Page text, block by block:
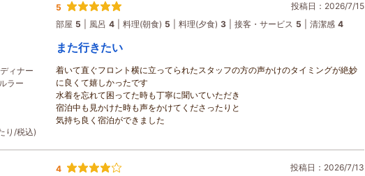
ィナー
ラー
り/税込)
5
投稿日：2026/7/15
部屋 5 風呂 4 料理(朝食) 5 料理(夕食) 3 接客・サービス 5 清潔感 4
また行きたい
着いて直ぐフロント横に立ってられたスタッフの方の声かけのタイミングが絶妙
に良くて嬉しかったです
水着を忘れて困ってた時も丁寧に聞いていただき
宿泊中も見かけた時も声をかけてくださったりと
気持ち良く宿泊ができました
4
投稿日：2026/7/13